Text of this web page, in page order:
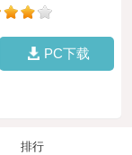
PC下载
排行